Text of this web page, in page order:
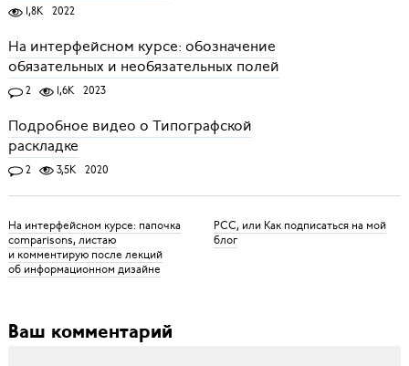
1,8K 2022
На интерфейсном курсе: обозначение
обязательных и необязательных полей
2 1,6K 2023
Подробное видео о Типографской
раскладке
2 3,5K 2020
На интерфейсном курсе: папочка
comparisons, листаю
и комментирую после лекций
об информационном дизайне
РСС, или Как подписаться на мой
блог
Ваш комментарий